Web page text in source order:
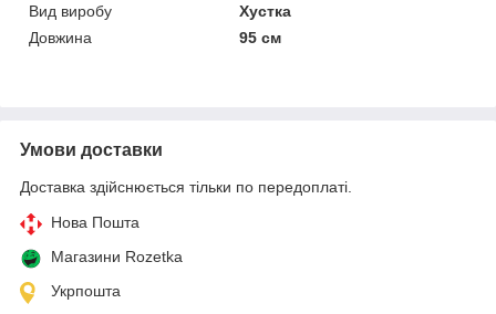
Вид виробу
Хустка
Довжина
95 см
Умови доставки
Доставка здійснюється тільки по передоплаті.
Нова Пошта
Магазини Rozetka
Укрпошта